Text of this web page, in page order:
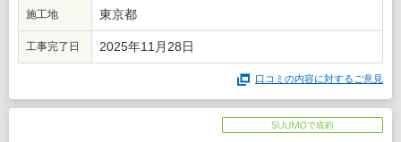
施工地 東京都
工事完了日 2025年11月28日
口コミの内容に対するご意見